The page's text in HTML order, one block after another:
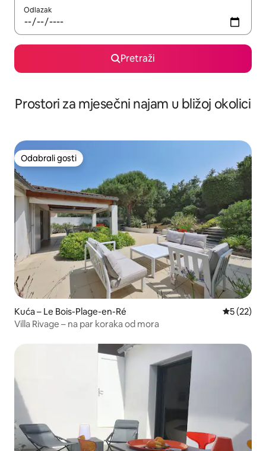
Odlazak
Pretraži
Prostori za mjesečni najam u bližoj okolici
Odabrali gosti
Odabrali gosti
Kuća – Le Bois-Plage-en-Ré Prosječna
5 (22)
Villa Rivage – na par koraka od mora